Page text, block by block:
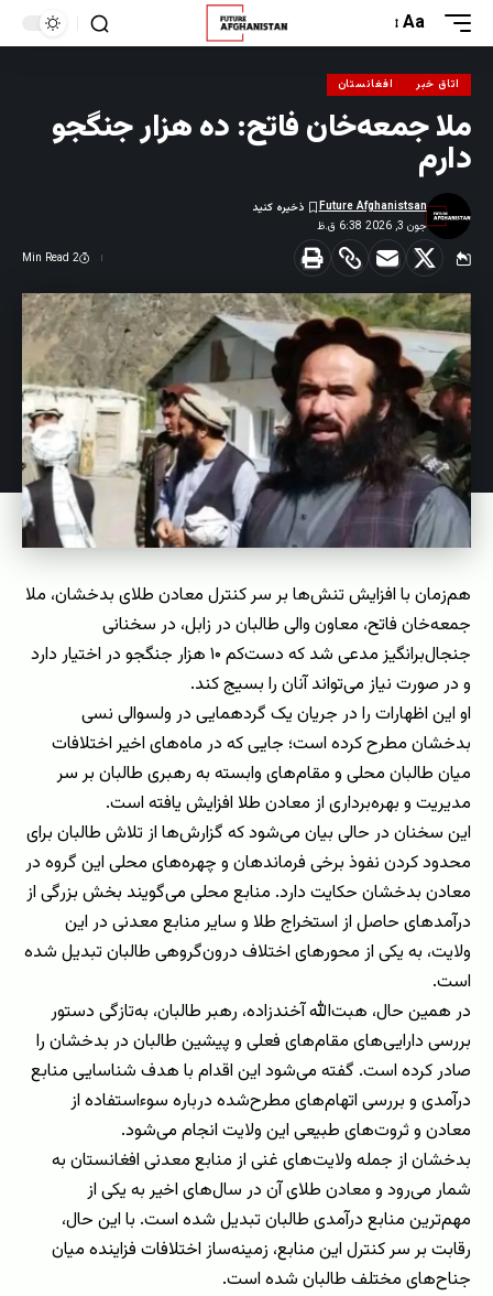
Aa
اتاق خبر افغانستان
ملا جمعه‌خان فاتح: ده هزار جنگجو
دارم
جون 3, 2026 6:38 ق.ظ
Future Afghanistsan
2 Min Read
هم‌زمان با افزایش تنش‌ها بر سر کنترل معادن طلای بدخشان، ملا
جمعه‌خان فاتح، معاون والی طالبان در زابل، در سخنانی
جنجال‌برانگیز مدعی شد که دست‌کم ۱۰ هزار جنگجو در اختیار دارد
و در صورت نیاز می‌تواند آنان را بسیج کند.
او این اظهارات را در جریان یک گردهمایی در ولسوالی نسی
بدخشان مطرح کرده است؛ جایی که در ماه‌های اخیر اختلافات
میان طالبان محلی و مقام‌های وابسته به رهبری طالبان بر سر
مدیریت و بهره‌برداری از معادن طلا افزایش یافته است.
این سخنان در حالی بیان می‌شود که گزارش‌ها از تلاش طالبان برای
محدود کردن نفوذ برخی فرماندهان و چهره‌های محلی این گروه در
معادن بدخشان حکایت دارد. منابع محلی می‌گویند بخش بزرگی از
درآمدهای حاصل از استخراج طلا و سایر منابع معدنی در این
ولایت، به یکی از محورهای اختلاف درون‌گروهی طالبان تبدیل شده
است.
در همین حال، هبت‌الله آخندزاده، رهبر طالبان، به‌تازگی دستور
بررسی دارایی‌های مقام‌های فعلی و پیشین طالبان در بدخشان را
صادر کرده است. گفته می‌شود این اقدام با هدف شناسایی منابع
درآمدی و بررسی اتهام‌های مطرح‌شده درباره سوءاستفاده از
معادن و ثروت‌های طبیعی این ولایت انجام می‌شود.
بدخشان از جمله ولایت‌های غنی از منابع معدنی افغانستان به
شمار می‌رود و معادن طلای آن در سال‌های اخیر به یکی از
مهم‌ترین منابع درآمدی طالبان تبدیل شده است. با این حال،
رقابت بر سر کنترل این منابع، زمینه‌ساز اختلافات فزاینده میان
جناح‌های مختلف طالبان شده است.